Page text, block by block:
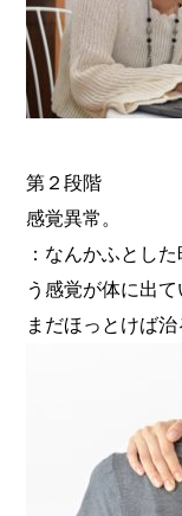
第２段階
感覚異常。
：なんかふとし
う感覚が体に出て
まだほっとけば